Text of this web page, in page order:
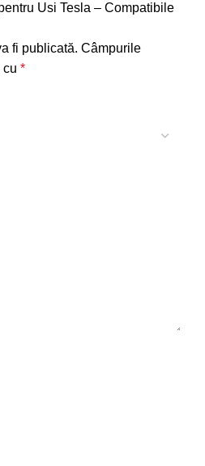
Usi Tesla – Compatibile
fi publicată. Câmpurile
cu *